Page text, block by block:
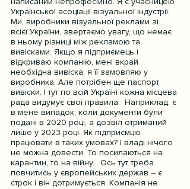
Української асоціації візуальної індустрії.
Ми, виробники візуальної реклами зі
всієї України, звертаємо увагу, що немає
в ньому різниці між рекламою та
вивісками. Якщо я підприємець і
відкриваю компанію, мені вкрай
необхідна вивіска, я її замовляю у
виробника. Але потрібен ще паспорт
вивіски. І тут по всій Україні кожна місцева
рада видумує свої правила.  Наприклад, є
в мене випадок, коли документи були
подані в 2020 році, а дозвіл отриманий
лише у 2023 році. Як підприємцю
працювати в таких умовах? І владі нічого
не можна довести. То посилаються на
карантин, то на війну… Ось тут треба
повчитись у європейських держав – є
строк і він дотримується. Компанія не